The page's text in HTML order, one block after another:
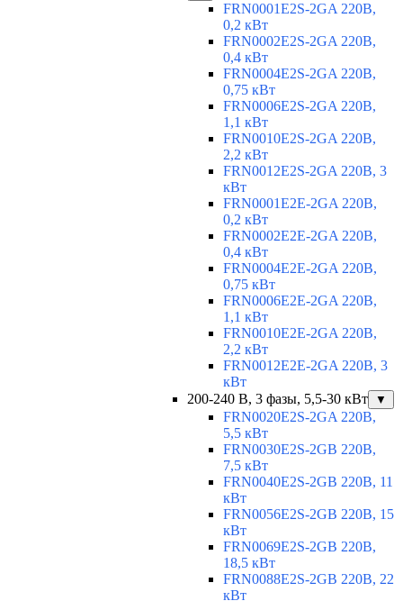
FRN0001E2S-2GA 220В,
0,2 кВт
FRN0002E2S-2GA 220В,
0,4 кВт
FRN0004E2S-2GA 220В,
0,75 кВт
FRN0006E2S-2GA 220В,
1,1 кВт
FRN0010E2S-2GA 220В,
2,2 кВт
FRN0012E2S-2GA 220В, 3
кВт
FRN0001E2E-2GA 220В,
0,2 кВт
FRN0002E2E-2GA 220В,
0,4 кВт
FRN0004E2E-2GA 220В,
0,75 кВт
FRN0006E2E-2GA 220В,
1,1 кВт
FRN0010E2E-2GA 220В,
2,2 кВт
FRN0012E2E-2GA 220В, 3
кВт
200-240 В, 3 фазы, 5,5-30 кВт
▼
FRN0020E2S-2GA 220В,
5,5 кВт
FRN0030E2S-2GB 220В,
7,5 кВт
FRN0040E2S-2GB 220В, 11
кВт
FRN0056E2S-2GB 220В, 15
кВт
FRN0069E2S-2GB 220В,
18,5 кВт
FRN0088E2S-2GB 220В, 22
кВт